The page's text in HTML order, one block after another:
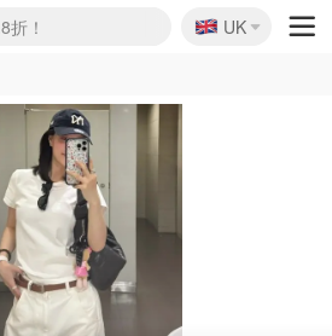
！个位数！
折！
5折！
🇬🇧
UK